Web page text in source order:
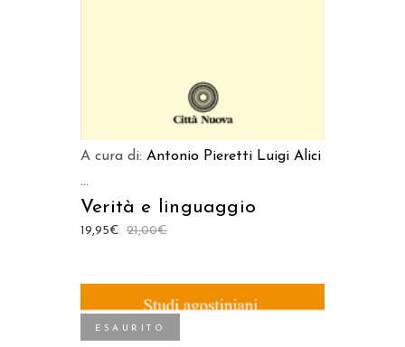
A cura di: Antonio Pieretti Luigi Alici
...
Verità e linguaggio
21,00€
19,95€
ESAURITO